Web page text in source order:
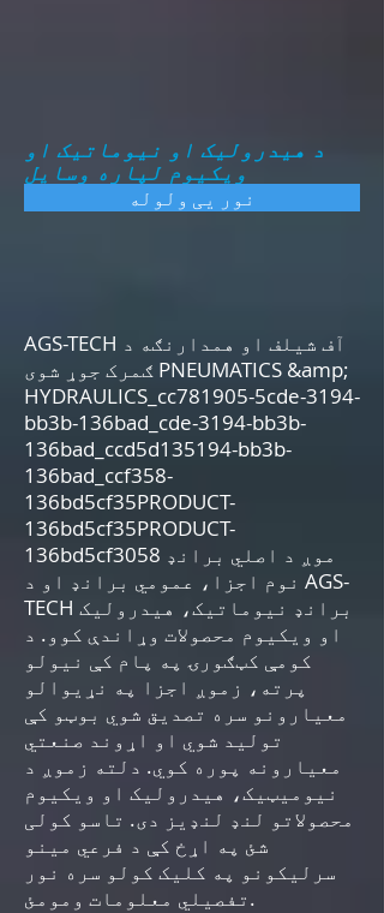
د هیدرولیک او نیوماتیک او
ویکیوم لپاره وسایل
نور یی ولوله
AGS-TECH آف شیلف او همدارنګه د
ګمرک جوړ شوی PNEUMATICS &amp;
HYDRAULICS_cc781905-5cde-3194-
bb3b-136bad_cde-3194-bb3b-
136bad_ccd5d135194-bb3b-
136bad_ccf358-
136bd5cf35PRODUCT-
136bd5cf35PRODUCT-
136bd5cf3058 موږ د اصلي برانډ
نوم اجزا، عمومي برانډ او د AGS-
TECH برانډ نیوماتیک، هیدرولیک
او ویکیوم محصولات وړاندې کوو. د
کومې کټګورۍ په پام کې نیولو
پرته، زموږ اجزا په نړیوالو
معیارونو سره تصدیق شوي بوټو کې
تولید شوي او اړوند صنعتي
معیارونه پوره کوي. دلته زموږ د
نیومیټیک، هیدرولیک او ویکیوم
محصولاتو لنډ لنډیز دی. تاسو کولی
شئ په اړخ کې د فرعي مینو
سرلیکونو په کلیک کولو سره نور
تفصيلي معلومات ومومئ.